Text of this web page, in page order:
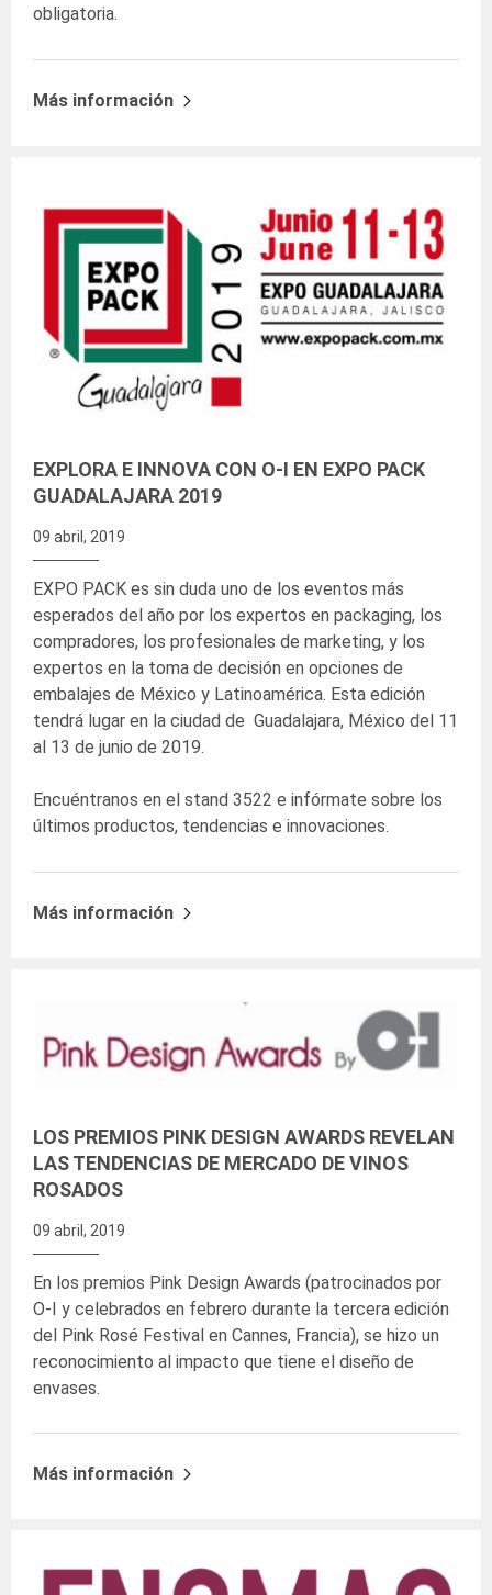
obligatoria.
Más información
EXPLORA E INNOVA CON O-I EN EXPO PACK
GUADALAJARA 2019
09 abril, 2019
EXPO PACK es sin duda uno de los eventos más
esperados del año por los expertos en packaging, los
compradores, los profesionales de marketing, y los
expertos en la toma de decisión en opciones de
embalajes de México y Latinoamérica. Esta edición
tendrá lugar en la ciudad de Guadalajara, México del 11
al 13 de junio de 2019.
Encuéntranos en el stand 3522 e infórmate sobre los
últimos productos, tendencias e innovaciones.
Más información
LOS PREMIOS PINK DESIGN AWARDS REVELAN
LAS TENDENCIAS DE MERCADO DE VINOS
ROSADOS
09 abril, 2019
En los premios Pink Design Awards (patrocinados por
O-I y celebrados en febrero durante la tercera edición
del Pink Rosé Festival en Cannes, Francia), se hizo un
reconocimiento al impacto que tiene el diseño de
envases.
Más información